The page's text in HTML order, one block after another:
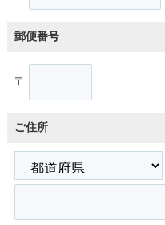
郵便番号
〒
ご住所